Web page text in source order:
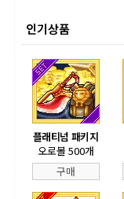
인기상품
플래티넘 패키지
오로볼 500개
구매